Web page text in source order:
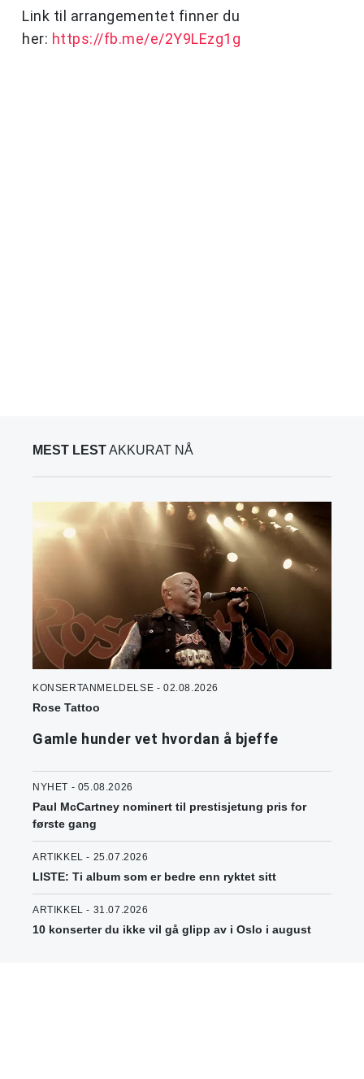
Link til arrangementet finner du
her: https://fb.me/e/2Y9LEzg1g
MEST LESTAKKURAT NÅ
KONSERTANMELDELSE - 02.08.2026
Rose Tattoo
Gamle hunder vet hvordan å bjeffe
NYHET - 05.08.2026
Paul McCartney nominert til prestisjetung pris for
første gang
ARTIKKEL - 25.07.2026
LISTE: Ti album som er bedre enn ryktet sitt
ARTIKKEL - 31.07.2026
10 konserter du ikke vil gå glipp av i Oslo i august